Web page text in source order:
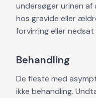
undersøger urinen af
hos gravide eller
forvirring eller
Behandling
De fleste med
ikke behandling.